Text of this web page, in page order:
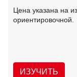
Цена указана на
ориентировочной.
ИЗУЧИТЬ